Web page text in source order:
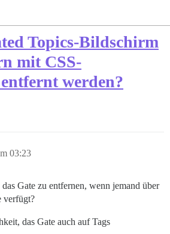
Topics-Bildschirm
mit CSS-
werden?
03:23
Gate zu entfernen, wenn jemand über
verfügt?
das Gate auch auf Tags